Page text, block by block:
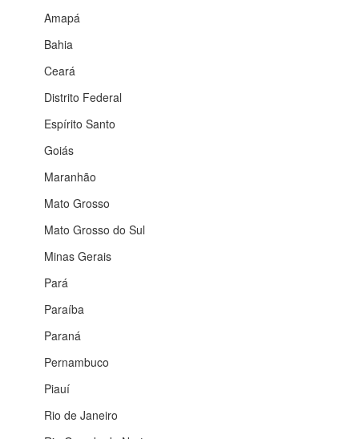
Amapá
Bahia
Ceará
Distrito Federal
Espírito Santo
Goiás
Maranhão
Mato Grosso
Mato Grosso do Sul
Minas Gerais
Pará
Paraíba
Paraná
Pernambuco
Piauí
Rio de Janeiro